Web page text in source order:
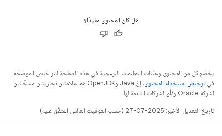
هل كان المحتوى مفيدًا؟
يخضع كل من المحتوى وعيّنات التعليمات البرمجية في هذه الصفحة للتراخيص الموضحّة
فيترخيص استخدام المحتوى
. إنّ Java وOpenJDK هما علامتان تجاريتان مسجَّلتان
لشركة Oracle و/أو الشركات التابعة لها.
تاريخ التعديل الأخير: 2025-07-27 (حسب التوقيت العالمي المتفَّق عليه)